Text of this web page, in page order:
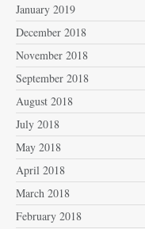
January 2019
December 2018
November 2018
September 2018
August 2018
July 2018
May 2018
April 2018
March 2018
February 2018